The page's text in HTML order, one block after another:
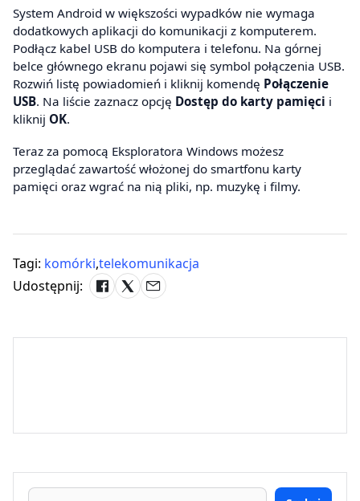
System Android w większości wypadków nie wymaga
dodatkowych aplikacji do komunikacji z komputerem.
Podłącz kabel USB do komputera i telefonu. Na górnej
belce głównego ekranu pojawi się symbol połączenia USB.
Rozwiń listę powiadomień i kliknij komendę Połączenie
USB. Na liście zaznacz opcję Dostęp do karty pamięci i
kliknij OK.
Teraz za pomocą Eksploratora Windows możesz
przeglądać zawartość włożonej do smartfonu karty
pamięci oraz wgrać na nią pliki, np. muzykę i filmy.
Tagi: komórki,telekomunikacja
Udostępnij: